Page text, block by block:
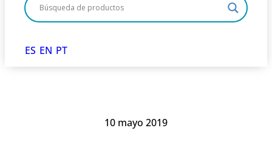
ES EN PT
10 mayo 2019